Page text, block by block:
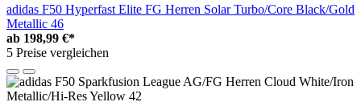
adidas F50 Hyperfast Elite FG Herren Solar Turbo/Core Black/Gold
Metallic 46
ab 198,99 €*
5 Preise vergleichen